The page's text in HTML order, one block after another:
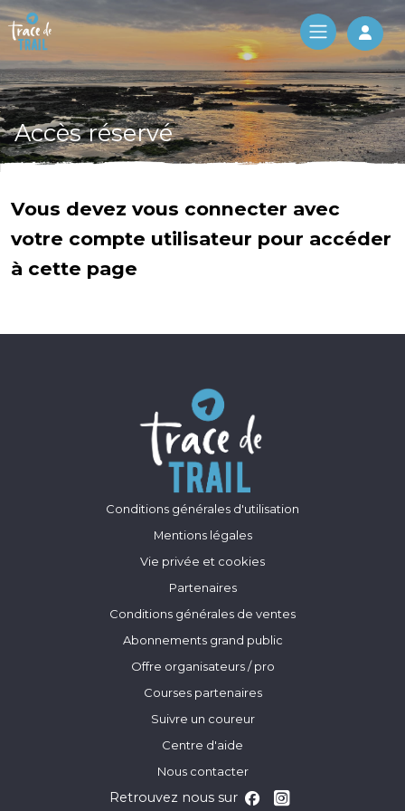
Log
Accès réservé
Vous devez vous connecter avec
votre compte utilisateur pour accéder
à cette page
Conditions générales d'utilisation
Mentions légales
Vie privée et cookies
Partenaires
Conditions générales de ventes
Abonnements grand public
Offre organisateurs / pro
Courses partenaires
Suivre un coureur
Centre d'aide
Nous contacter
Retrouvez nous sur